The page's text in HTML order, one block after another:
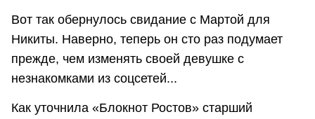
Вот так обернулось свидание с Мартой для
Никиты. Наверно, теперь он сто раз подумает
прежде, чем изменять своей девушке с
незнакомками из соцсетей...
Как уточнила «Блокнот Ростов» старший